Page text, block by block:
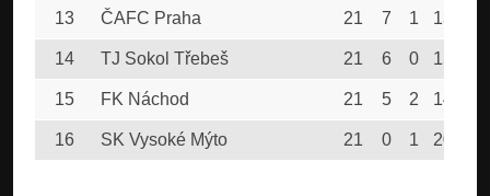
13 ČAFC Praha 21 7 1 13
14 TJ Sokol Třebeš 21 6 0 15
15 FK Náchod 21 5 2 14
16 SK Vysoké Mýto 21 0 1 20